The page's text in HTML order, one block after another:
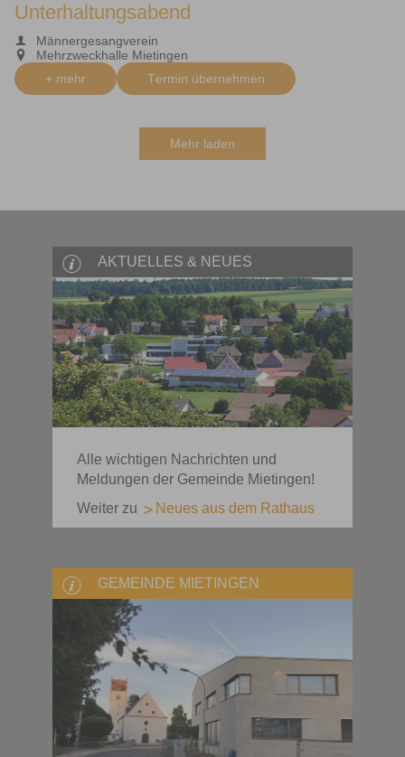
Unterhaltungsabend
Männergesangverein
Mehrzweckhalle Mietingen
+ mehr
Termin übernehmen
Mehr laden
AKTUELLES & NEUES
Alle wichtigen Nachrichten und
Meldungen der Gemeinde Mietingen!
Weiter zu
Neues aus dem Rathaus
GEMEINDE MIETINGEN